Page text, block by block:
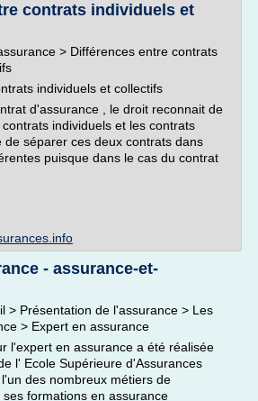
contrats individuels et
> Différences entre contrats
individuels et collectifs
d'assurance , le droit reconnait de
individuels et les contrats
de séparer ces deux contrats dans
puisque dans le cas du contrat
- assurance-et-
> Présentation de l'assurance > Les
> Expert en assurance
l'expert en assurance a été réalisée
l' Ecole Supérieure d'Assurances
des nombreux métiers de
formations en assurance